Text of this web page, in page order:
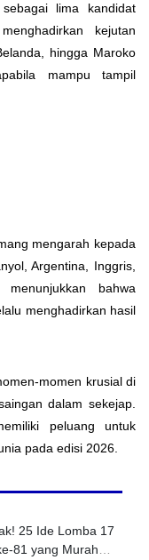
lima kandidat
kejutan
hingga Maroko
mampu tampil
mengarah kepada
Argentina, Inggris,
bahwa
menghadirkan hasil
momen krusial di
dalam sekejap.
peluang untuk
pada edisi 2026.
25 Ide Lomba 17
81 yang Murah